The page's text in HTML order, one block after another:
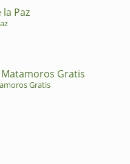
la Paz
Gratis
Gratis